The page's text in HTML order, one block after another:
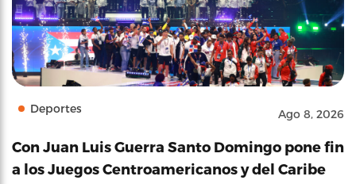
Deportes Ago 8, 2026
Con Juan Luis Guerra Santo Domingo pone fin
a los Juegos Centroamericanos y del Caribe